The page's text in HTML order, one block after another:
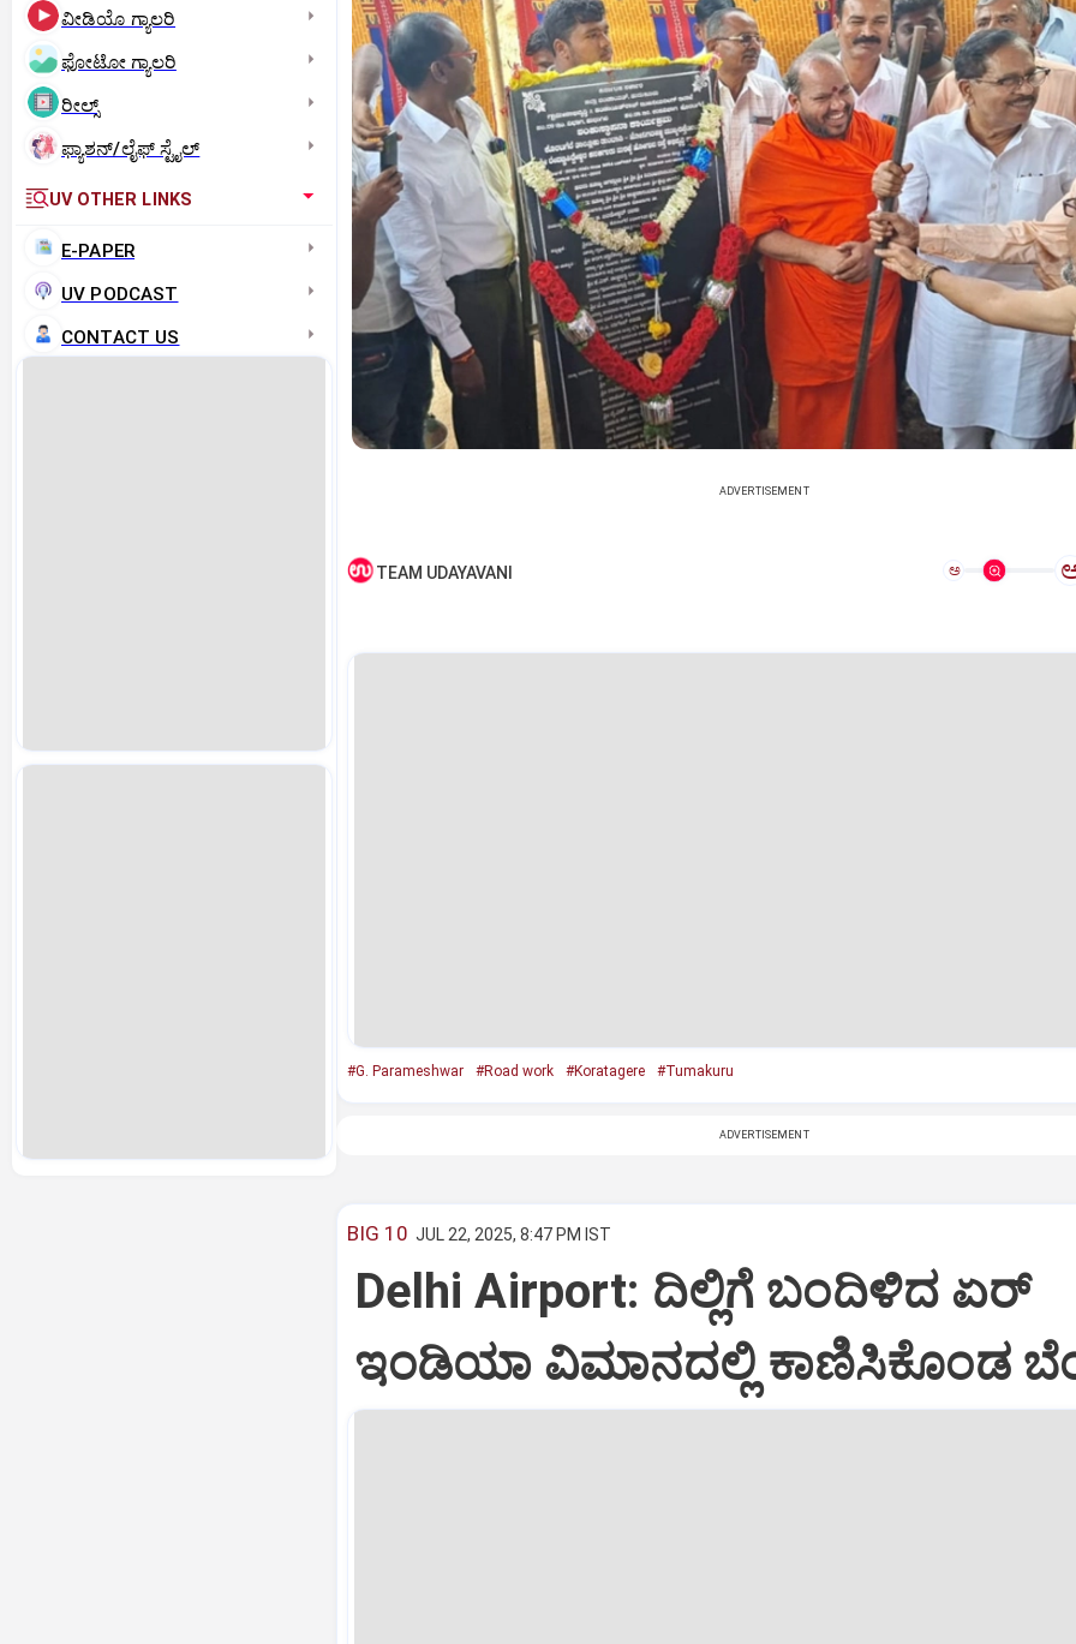
ವೀಡಿಯೊ ಗ್ಯಾಲರಿ
ಫೋಟೋ ಗ್ಯಾಲರಿ
ರೀಲ್ಸ್
ಫ್ಯಾಶನ್/ಲೈಫ್‌ ಸ್ಟೈಲ್
UV OTHER LINKS
E-PAPER
UV PODCAST
CONTACT US
ADVERTISEMENT
TEAM UDAYAVANI ಅ
#G. Parameshwar #Road work #Koratagere #Tumakuru
ADVERTISEMENT
BIG 10 JUL 22, 2025, 8:47 PM IST
Delhi Airport: ದಿಲ್ಲಿಗೆ ಬಂದಿಳಿದ ಏರ್‌
ಇಂಡಿಯಾ ವಿಮಾನದಲ್ಲಿ ಕಾಣಿಸಿಕೊಂಡ